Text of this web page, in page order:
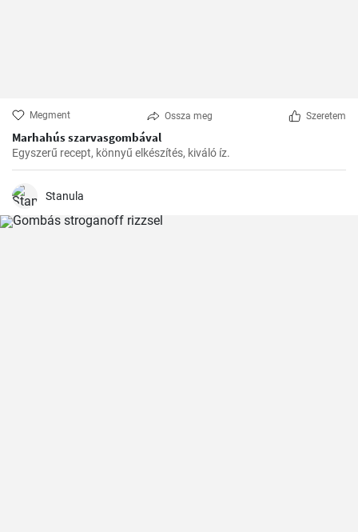
Megment Ossza meg Szeretem
Marhahús szarvasgombával
Egyszerű recept, könnyű elkészítés, kiváló íz.
Stanula